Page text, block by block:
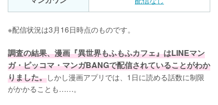
※配信状況は3月16日時点のものです。
調査の結果、漫画『異世界もふもふカフェ』はLINEマン
ガ・ピッコマ・マンガBANGで配信されていることがわか
りました。しかし漫画アプリでは、1日に読める話数に制限
がかかることも……。